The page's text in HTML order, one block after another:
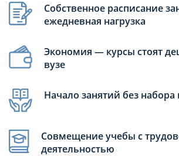
Собственное расписание
ежедневная нагрузка
Экономия — курсы стоят
вузе
Начало занятий без набора
Совмещение учебы с
деятельностью